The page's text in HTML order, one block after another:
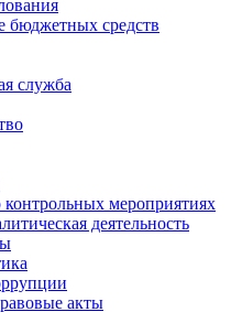
бюджетных средств
служба
мероприятиях
деятельность
акты